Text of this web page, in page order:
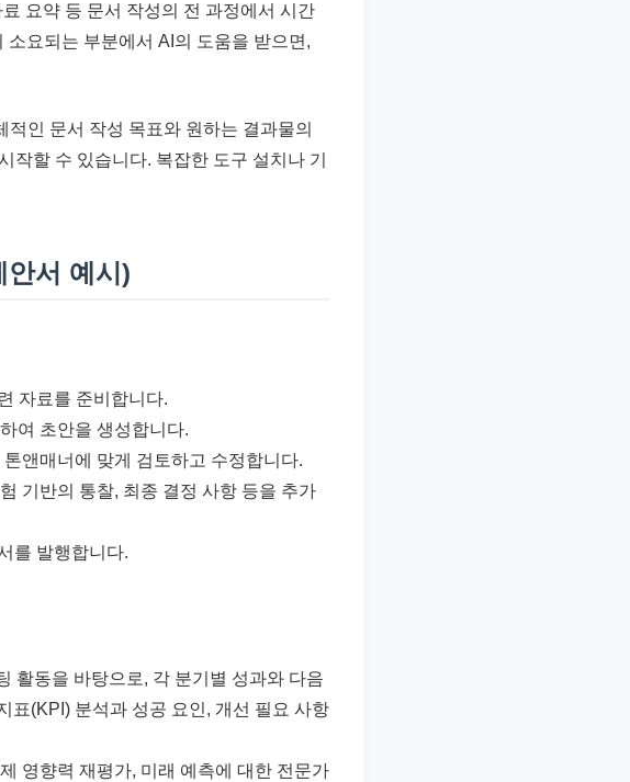
요약 등 문서 작성의 전 과정에서 시간
요되는 부분에서 AI의 도움을 받으면,
인 문서 작성 목표와 원하는 결과물의
작할 수 있습니다. 복잡한 도구 설치나 기
서 예시)
자료를 준비합니다.
여 초안을 생성합니다.
앤매너에 맞게 검토하고 수정합니다.
기반의 통찰, 최종 결정 사항 등을 추가
를 발행합니다.
활동을 바탕으로, 각 분기별 성과와 다음
표(KPI) 분석과 성공 요인, 개선 필요 사항
영향력 재평가, 미래 예측에 대한 전문가